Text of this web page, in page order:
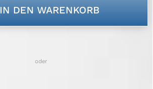
IN DEN WARENKORB
oder